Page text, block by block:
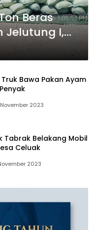
Beras
Jelutung I,
Terlindas
: Truk Bawa Pakan Ayam
November 2023
Tabrak Belakang Mobil
Celuak
2023